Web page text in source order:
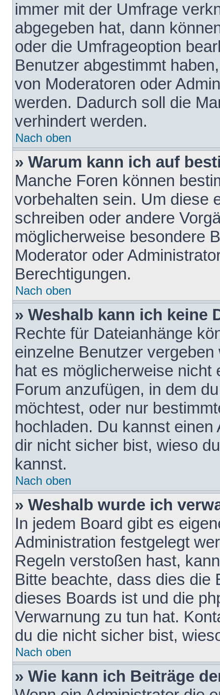
immer mit der Umfrage
abgegeben hat, dann
oder die Umfrageoption
Benutzer abgestimmt
von Moderatoren oder
werden. Dadurch soll die
verhindert werden.
Nach oben
» Warum kann ich auf
Manche Foren können
vorbehalten sein. Um diese
schreiben oder andere
möglicherweise besondere
Moderator oder
Berechtigungen.
Nach oben
» Weshalb kann ich keine
Rechte für Dateianhänge
einzelne Benutzer
hat es möglicherweise nicht
Forum anzufügen, in dem
möchtest, oder nur
hochladen. Du kannst
dir nicht sicher bist, wieso
kannst.
Nach oben
» Weshalb wurde ich
In jedem Board gibt es
Administration festgelegt
Regeln verstoßen hast,
Bitte beachte, dass dies die
dieses Boards ist und die
Verwarnung zu tun hat.
du die nicht sicher bist,
Nach oben
» Wie kann ich Beiträge